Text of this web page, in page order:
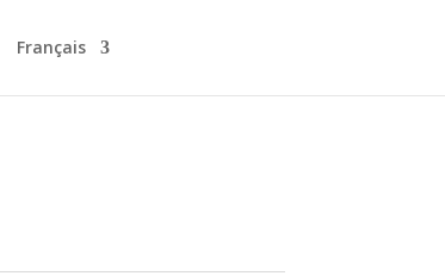
Français